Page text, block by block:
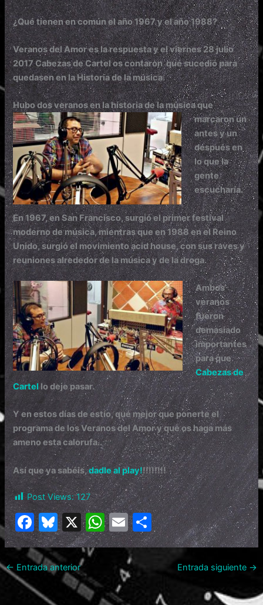
¿Qué tienen en común el año 1967 y el año 1988?
Veranos del Amor es la respuesta y el viernes 28 julio
2017 Cabezas de Cartel os contaron qué sucedió para
quedasen en la Historia de la música.
Hubo dos veranosen la historia de la música que
marcaron un
antes y un
después en
lo que la
gente
escucharía.
En 1967, en San Francisco, surgió el primer festival
moderno de música, mientras que en 1988 en el Reino
Unido, surgióel movimiento acid house, con sus raves y
reuniones alrededor de la música y de la droga.
Ambos
veranos
fueron
demasiado
importantes
para que
Cabezas de
Cartel lo deje pasar.
Y en estos días de estío, qué mejor que ponerte el
programa de los Veranos del Amor y que os haga más
ameno esta calorufa..
Así que ya sabéis,dadle al play!!!!!!!!!
Post Views: 127
F
a
c
e
b
Bl
u
e
s
X W
h
A
E
m
ai
l
C
o
ar
← Entrada anterior Entrada siguiente →